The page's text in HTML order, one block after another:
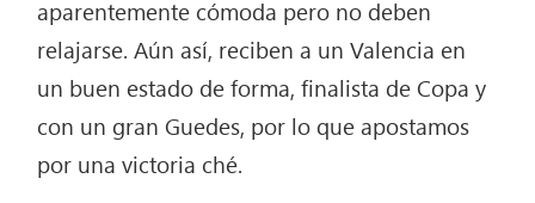
aparentemente cómoda pero no deben
relajarse. Aún así, reciben a un Valencia en
un buen estado de forma, finalista de Copa y
con un gran Guedes, por lo que apostamos
por una victoria ché.